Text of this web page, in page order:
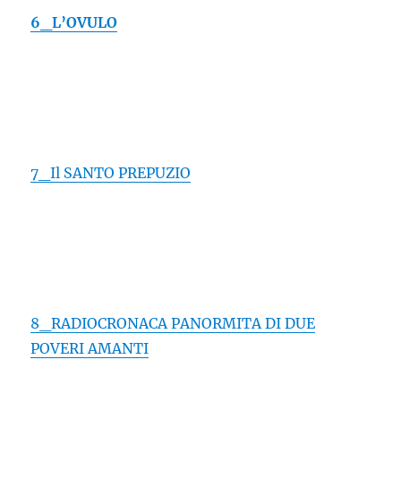
6_L’OVULO
7_Il SANTO PREPUZIO
8_RADIOCRONACA PANORMITA DI DUE
POVERI AMANTI